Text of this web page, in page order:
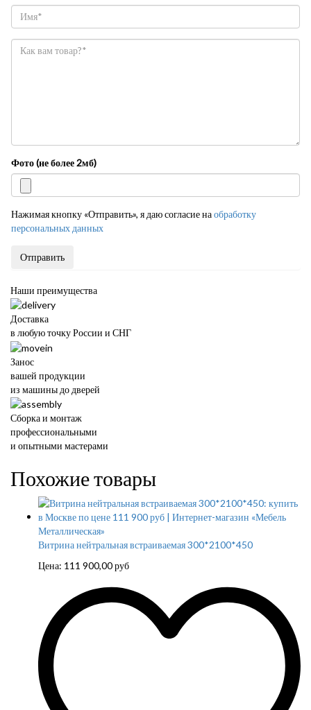
Фото (не более 2мб)
Нажимая кнопку «Отправить», я даю согласие наобработку
персональных данных
Отправить
Наши преимущества
Доставка
в любую точку России и СНГ
Занос
вашей продукции
из машины до дверей
Сборка и монтаж
профессиональными
и опытными мастерами
Похожие товары
Витрина нейтральная встраиваемая 300*2100*450
Цена: 111 900,00руб